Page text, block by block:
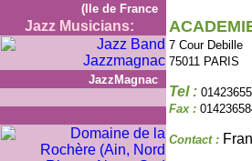
(Ile de France
Jazz Musicians:
JazzMagnac
7 Cour Debille
75011 PARIS
Tel :
Fax :
Contact :